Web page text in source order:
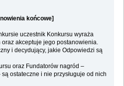
końcowe]
uczestnik Konkursu wyraża
akceptuje jego postanowienia.
i decydujący, jakie Odpowiedzi są
oraz Fundatorów nagród –
ostateczne i nie przysługuje od nich